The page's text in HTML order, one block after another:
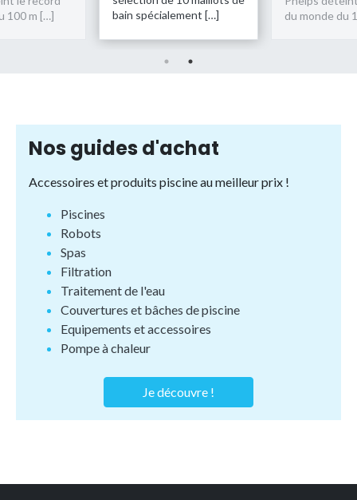
spécialement […]
du monde du 100 m […]
bain
Nos guides d'achat
Accessoires et produits piscine au meilleur prix !
Piscines
Robots
Spas
Filtration
Traitement de l'eau
Couvertures et bâches de piscine
Equipements et accessoires
Pompe à chaleur
Je découvre !